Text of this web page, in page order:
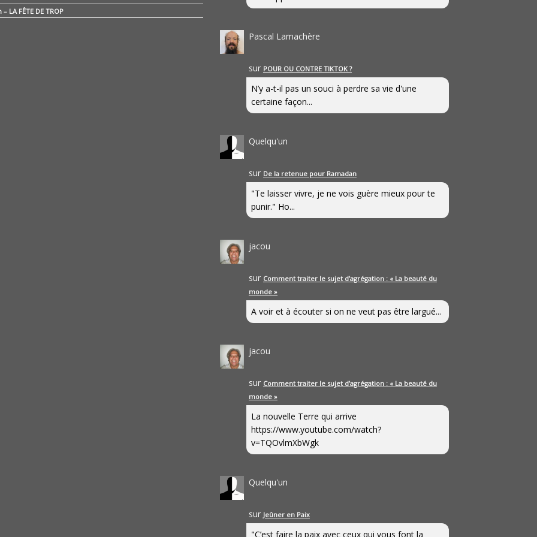
LA FÊTE DE TROP
Pascal Lamachère
sur POUR OU CONTRE TIKTOK ?
N’y a-t-il pas un souci à perdre sa vie d'une
certaine façon...
Quelqu'un
sur De la retenue pour Ramadan
"Te laisser vivre, je ne vois guère mieux pour te
punir." Ho...
jacou
sur Comment traiter le sujet d’agrégation : « La beauté du
monde »
A voir et à écouter si on ne veut pas être largué...
jacou
sur Comment traiter le sujet d’agrégation : « La beauté du
monde »
La nouvelle Terre qui arrive
https://www.youtube.com/watch?
v=TQOvlmXbWgk
Quelqu'un
sur Jeûner en Paix
"C’est faire la paix avec ceux qui vous font la